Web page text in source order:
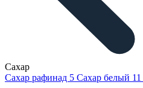
Сахар
Сахар рафинад 5 Сахар белый 11